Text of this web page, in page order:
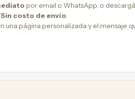
por email o WhatsApp, o
Sin costo de envío
una página personalizada y el mensaje